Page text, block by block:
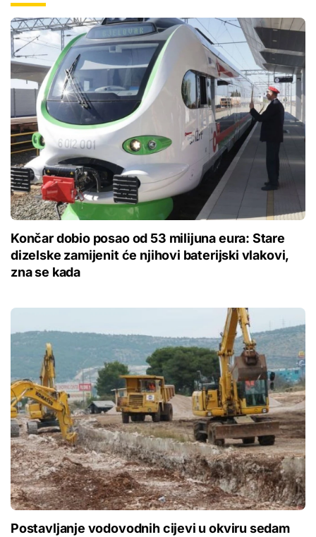
Končar dobio posao od 53 milijuna eura: Stare
dizelske zamijenit će njihovi baterijski vlakovi,
zna se kada
Postavljanje vodovodnih cijevi u okviru sedam